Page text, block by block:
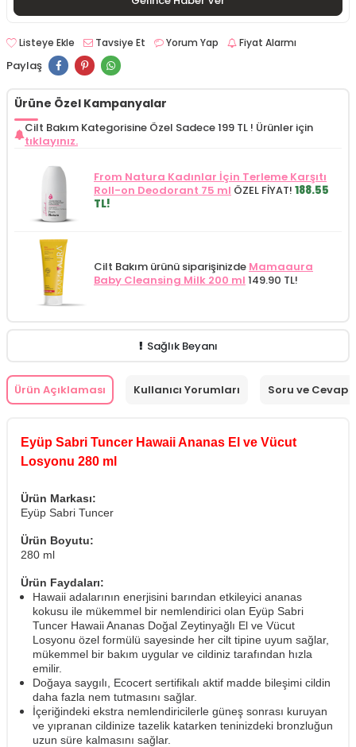
Listeye Ekle Tavsiye Et Yorum Yap Fiyat Alarmı
Paylaş
Ürüne Özel Kampanyalar
Cilt Bakım Kategorisine Özel Sadece 199 TL ! Ürünler için
tıklayınız.
From Natura Kadınlar İçin Terleme Karşıtı
Roll-on Deodorant 75 ml ÖZEL FİYAT! 188.55
TL!
Cilt Bakım ürünü siparişinizde Mamaaura
Baby Cleansing Milk 200 ml 149.90 TL!
Sağlık Beyanı
Ürün Açıklaması Kullanıcı Yorumları Soru ve Cevap
Eyüp Sabri Tuncer Hawaii Ananas El ve Vücut
Losyonu 280 ml
Ürün Markası:
Eyüp Sabri Tuncer
Ürün Boyutu:
280 ml
Ürün Faydaları:
Hawaii adalarının enerjisini barından etkileyici ananas
kokusu ile mükemmel bir nemlendirici olan Eyüp Sabri
Tuncer Hawaii Ananas Doğal Zeytinyağlı El ve Vücut
Losyonu özel formülü sayesinde her cilt tipine uyum sağlar,
mükemmel bir bakım uygular ve cildiniz tarafından hızla
emilir.
Doğaya saygılı, Ecocert sertifikalı aktif madde bileşimi cildin
daha fazla nem tutmasını sağlar.
İçeriğindeki ekstra nemlendiricilerle güneş sonrası kuruyan
ve yıpranan cildinize tazelik katarken teninizdeki bronzluğun
uzun süre kalmasını sağlar.